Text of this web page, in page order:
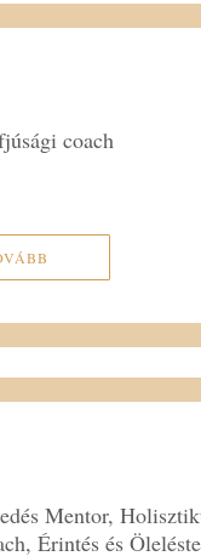
coach
Mentor,
Érintés és